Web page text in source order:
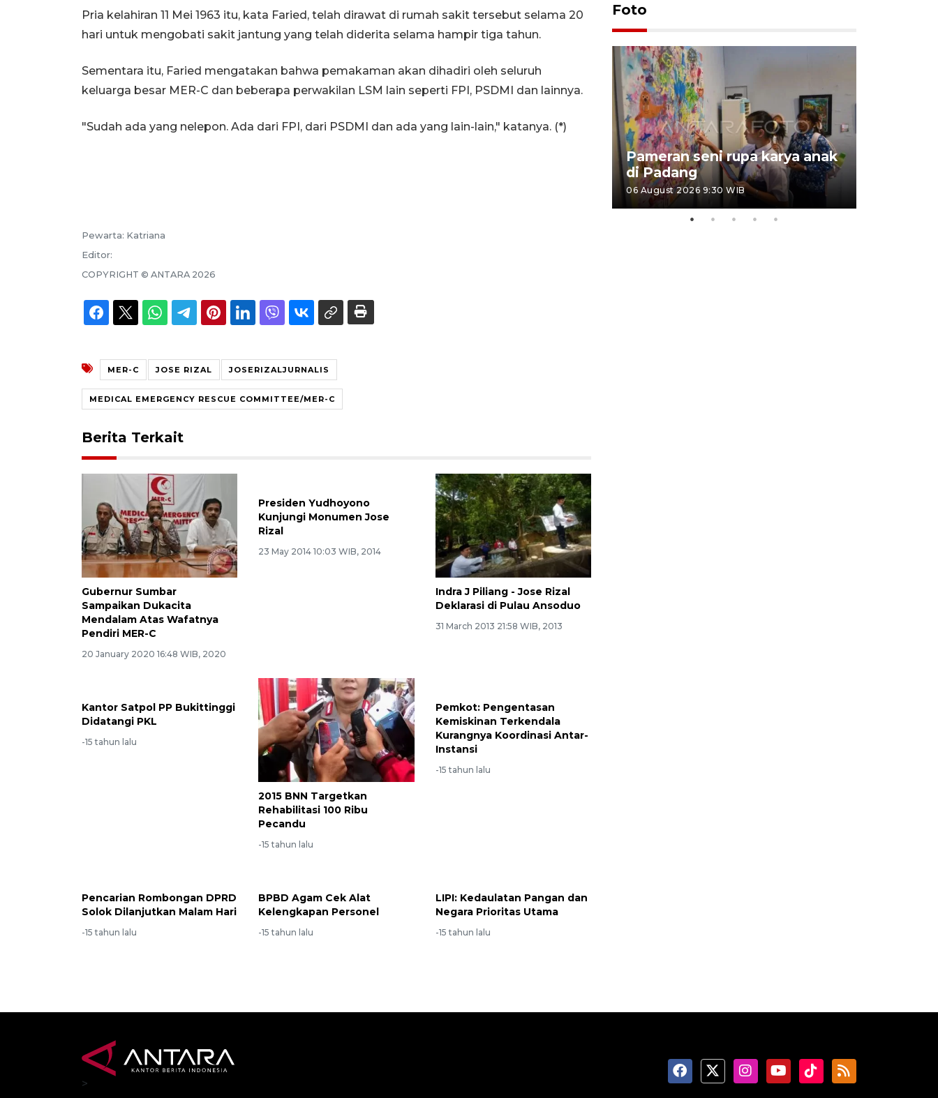
Pria kelahiran 11 Mei 1963 itu, kata Faried, telah dirawat di rumah sakit tersebut selama 20
hari untuk mengobati sakit jantung yang telah diderita selama hampir tiga tahun.
Sementara itu, Faried mengatakan bahwa pemakaman akan dihadiri oleh seluruh
keluarga besar MER-C dan beberapa perwakilan LSM lain seperti FPI, PSDMI dan lainnya.
"Sudah ada yang nelepon. Ada dari FPI, dari PSDMI dan ada yang lain-lain," katanya. (*)
Pewarta: Katriana
Editor:
COPYRIGHT © ANTARA 2026
MER-C JOSE RIZAL JOSERIZALJURNALIS
MEDICAL EMERGENCY RESCUE COMMITTEE/MER-C
Berita Terkait
Gubernur Sumbar
Sampaikan Dukacita
Mendalam Atas Wafatnya
Pendiri MER-C
20 January 2020 16:48 WIB, 2020
Presiden Yudhoyono
Kunjungi Monumen Jose
Rizal
23 May 2014 10:03 WIB, 2014
Indra J Piliang - Jose Rizal
Deklarasi di Pulau Ansoduo
31 March 2013 21:58 WIB, 2013
Kantor Satpol PP Bukittinggi
Didatangi PKL
-15 tahun lalu
2015 BNN Targetkan
Rehabilitasi 100 Ribu
Pecandu
-15 tahun lalu
Pemkot: Pengentasan
Kemiskinan Terkendala
Kurangnya Koordinasi Antar-
Instansi
-15 tahun lalu
Pencarian Rombongan DPRD
Solok Dilanjutkan Malam Hari
-15 tahun lalu
BPBD Agam Cek Alat
Kelengkapan Personel
-15 tahun lalu
LIPI: Kedaulatan Pangan dan
Negara Prioritas Utama
-15 tahun lalu
Foto
Pameran seni rupa karya anak
di Padang
06 August 2026 9:30 WIB
>